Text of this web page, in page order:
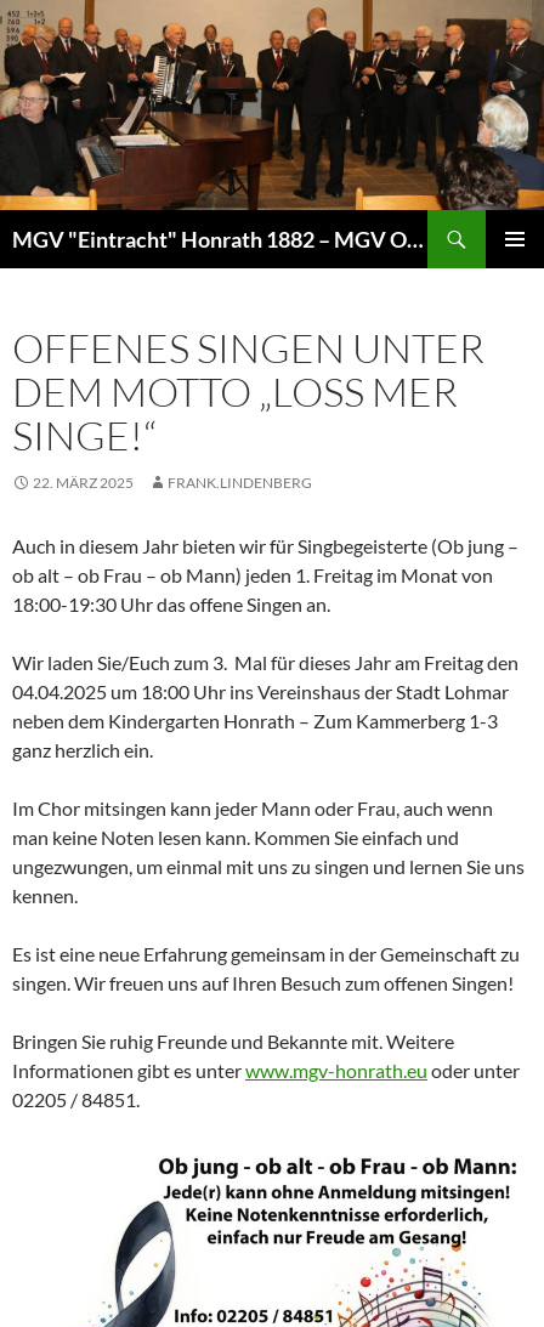
Zum
Inhalt
springen
MGV "Eintracht" Honrath 1882 – MGV Overath
OFFENES SINGEN UNTER
DEM MOTTO „LOSS MER
SINGE!“
22. MÄRZ 2025 FRANK.LINDENBERG
Auch in diesem Jahr bieten wir für Singbegeisterte (Ob jung –
ob alt – ob Frau – ob Mann) jeden 1. Freitag im Monat von
18:00-19:30 Uhr das offene Singen an.
Wir laden Sie/Euch zum 3. Mal für dieses Jahr am Freitag den
04.04.2025 um 18:00 Uhr ins Vereinshaus der Stadt Lohmar
neben dem Kindergarten Honrath – Zum Kammerberg 1-3
ganz herzlich ein.
Im Chor mitsingen kann jeder Mann oder Frau, auch wenn
man keine Noten lesen kann. Kommen Sie einfach und
ungezwungen, um einmal mit uns zu singen und lernen Sie uns
kennen.
Es ist eine neue Erfahrung gemeinsam in der Gemeinschaft zu
singen. Wir freuen uns auf Ihren Besuch zum offenen Singen!
Bringen Sie ruhig Freunde und Bekannte mit. Weitere
Informationen gibt es unterwww.mgv-honrath.eu oder unter
02205 / 84851.